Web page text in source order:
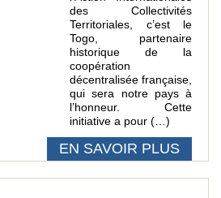
des Collectivités
Territoriales, c’est le
Togo, partenaire
historique de la
coopération
décentralisée française,
qui sera notre pays à
l’honneur. Cette
initiative a pour (…)
EN SAVOIR PLUS